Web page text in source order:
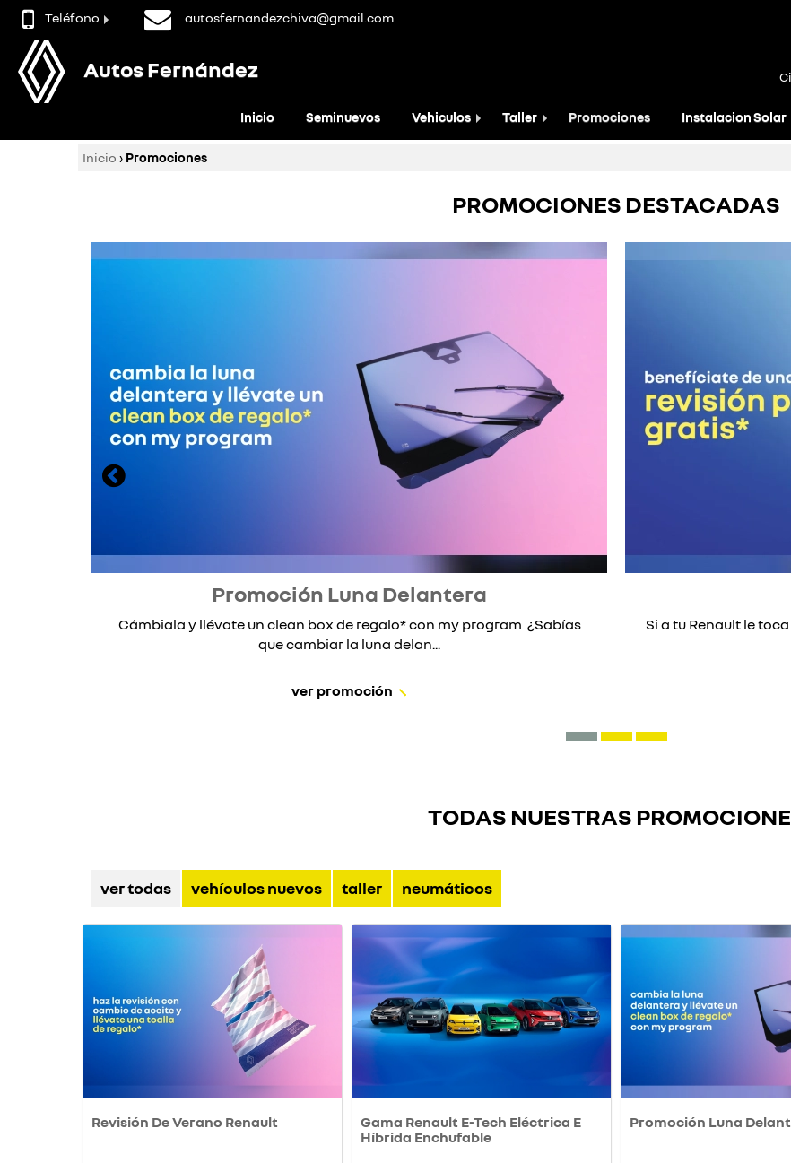
Teléfono autosfernandezchiva@gmail.com
Autos Fernández
Inicio Seminuevos Vehiculos Taller Promociones Instalacion Solar
Inicio › Promociones
PROMOCIONES DESTACADAS
Promoción Luna Delantera
Cámbiala y llévate un clean box de regalo* con my program ¿Sabías
que cambiar la luna delan...
ver promoción
Si a tu Renault le
TODAS NUESTRAS
ver todas vehículos nuevos taller neumáticos
Revisión De Verano Renault
Gama Renault E-Tech Eléctrica E
Híbrida Enchufable
Promoción Luna